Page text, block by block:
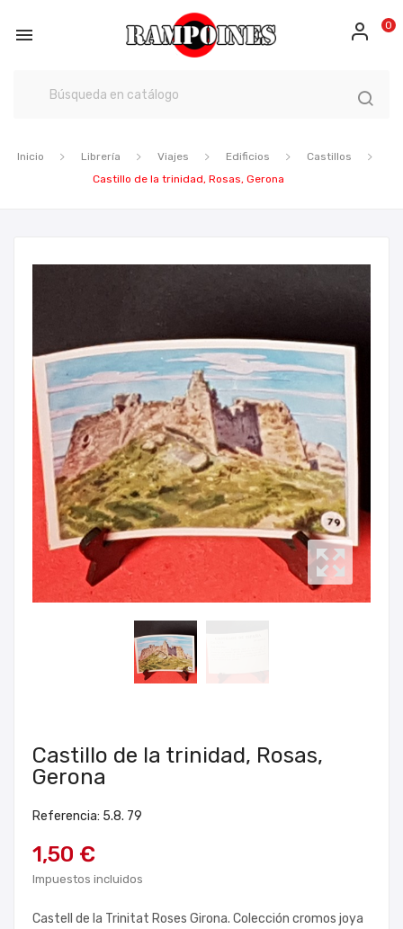
 0
Inicio Librería Viajes Edificios
Castillos
Castillo de la trinidad, Rosas, Gerona
Castillo de la trinidad, Rosas,
Gerona
Referencia: 5.8. 79
1,50 €
Impuestos incluidos
Castell de la Trinitat Roses Girona. Colección cromos joya